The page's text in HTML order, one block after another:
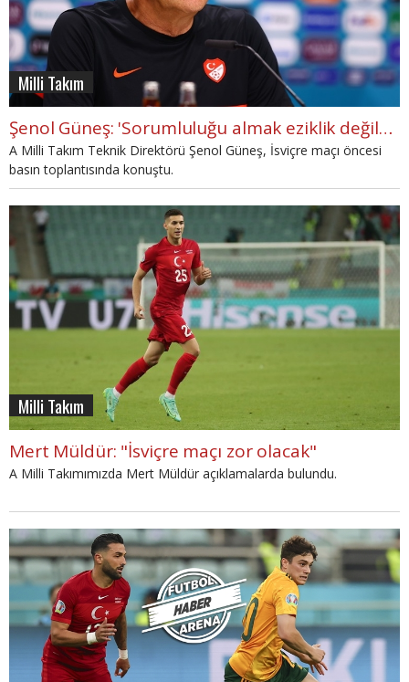
Milli Takım
Şenol Güneş: 'Sorumluluğu almak eziklik değildir'
A Milli Takım Teknik Direktörü Şenol Güneş, İsviçre maçı öncesi
basın toplantısında konuştu.
Milli Takım
Mert Müldür: "İsviçre maçı zor olacak"
A Milli Takımımızda Mert Müldür açıklamalarda bulundu.